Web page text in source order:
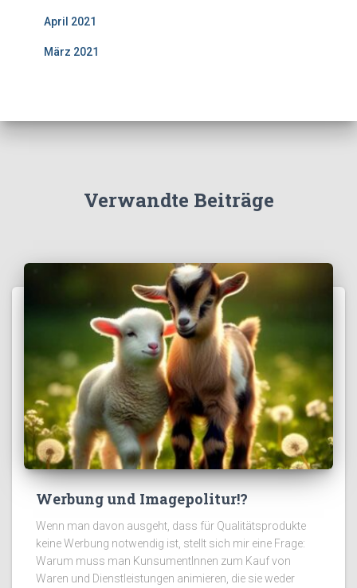
April 2021
März 2021
Verwandte Beiträge
Werbung und Imagepolitur!?
Wenn man davon ausgeht, dass für Qualitätsprodukte
keine Werbung notwendig ist, stellt sich mir eine Frage:
Warum muss man KunsumentInnen zum Kauf von
Waren und Dienstleistungen animieren, die sie weder